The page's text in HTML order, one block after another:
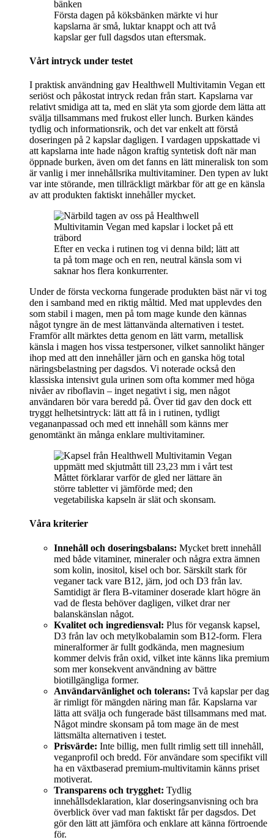
Första dagen på köksbänken märkte vi hur
kapslarna är små, luktar knappt och att två
kapslar ger full dagsdos utan eftersmak.
Vårt intryck under testet
I praktisk användning gav Healthwell Multivitamin Vegan ett
seriöst och påkostat intryck redan från start. Kapslarna var
relativt smidiga att ta, med en slät yta som gjorde dem lätta att
svälja tillsammans med frukost eller lunch. Burken kändes
tydlig och informationsrik, och det var enkelt att förstå
doseringen på 2 kapslar dagligen. I vardagen uppskattade vi
att kapslarna inte hade någon kraftig syntetisk doft när man
öppnade burken, även om det fanns en lätt mineralisk ton som
är vanlig i mer innehållsrika multivitaminer. Den typen av lukt
var inte störande, men tillräckligt märkbar för att ge en känsla
av att produkten faktiskt innehåller mycket.
Efter en vecka i rutinen tog vi denna bild; lätt att
ta på tom mage och en ren, neutral känsla som vi
saknar hos flera konkurrenter.
Under de första veckorna fungerade produkten bäst när vi tog
den i samband med en riktig måltid. Med mat upplevdes den
som stabil i magen, men på tom mage kunde den kännas
något tyngre än de mest lättanvända alternativen i testet.
Framför allt märktes detta genom en lätt varm, metallisk
känsla i magen hos vissa testpersoner, vilket sannolikt hänger
ihop med att den innehåller järn och en ganska hög total
näringsbelastning per dagsdos. Vi noterade också den
klassiska intensivt gula urinen som ofta kommer med höga
nivåer av riboflavin – inget negativt i sig, men något
användaren bör vara beredd på. Över tid gav den dock ett
tryggt helhetsintryck: lätt att få in i rutinen, tydligt
vegananpassad och med ett innehåll som känns mer
genomtänkt än många enklare multivitaminer.
Måttet förklarar varför de gled ner lättare än
större tabletter vi jämförde med; den
vegetabiliska kapseln är slät och skonsam.
Våra kriterier
Innehåll och doseringsbalans: Mycket brett innehåll
med både vitaminer, mineraler och några extra ämnen
som kolin, inositol, kisel och bor. Särskilt stark för
veganer tack vare B12, järn, jod och D3 från lav.
Samtidigt är flera B-vitaminer doserade klart högre än
vad de flesta behöver dagligen, vilket drar ner
balanskänslan något.
Kvalitet och ingrediensval: Plus för vegansk kapsel,
D3 från lav och metylkobalamin som B12-form. Flera
mineralformer är fullt godkända, men magnesium
kommer delvis från oxid, vilket inte känns lika premium
som mer konsekvent användning av bättre
biotillgängliga former.
Användarvänlighet och tolerans: Två kapslar per dag
är rimligt för mängden näring man får. Kapslarna var
lätta att svälja och fungerade bäst tillsammans med mat.
Något mindre skonsam på tom mage än de mest
lättsmälta alternativen i testet.
Prisvärde: Inte billig, men fullt rimlig sett till innehåll,
veganprofil och bredd. För användare som specifikt vill
ha en växtbaserad premium-multivitamin känns priset
motiverat.
Transparens och trygghet: Tydlig
innehållsdeklaration, klar doseringsanvisning och bra
överblick över vad man faktiskt får per dagsdos. Det
gör den lätt att jämföra och enklare att känna förtroende
för.